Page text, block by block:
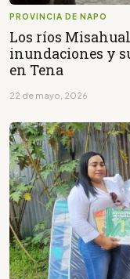
PROVINCIA DE NAPO
Los ríos
inundaciones y
en Tena
22 de mayo, 2026